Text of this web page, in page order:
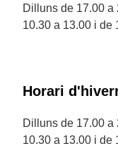
Dilluns de 17.00 a
10.30 a 13.00 i de
Horari
Dilluns de 17.00 a
10.30 a 13.00 i de